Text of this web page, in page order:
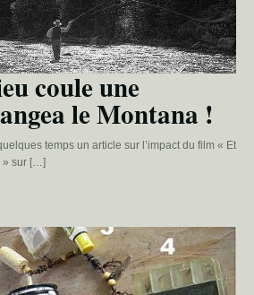
coule une
le Montana !
temps un article sur l’impact du film « Et
» sur […]